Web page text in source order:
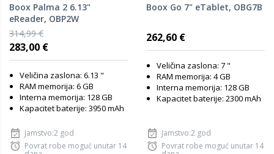
Boox Palma 2 6.13"
eReader, OBP2W
314,99 €
283,00 €
Veličina zaslona: 6.13 "
RAM memorija: 6 GB
Interna memorija: 128 GB
Kapacitet baterije: 3950 mAh
Jamstvo:2 god
Povrat robe moguć unutar 14
Boox Go 7" eTablet, OBG7B
262,60 €
Veličina zaslona: 7 "
RAM memorija: 4 GB
Interna memorija: 128 GB
Kapacitet baterije: 2300 mAh
Jamstvo:2 god
Povrat robe moguć unutar 14